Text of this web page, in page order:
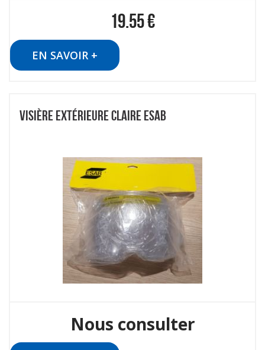
19.55€
EN SAVOIR +
VISIÈRE EXTÉRIEURE CLAIRE ESAB
Nous consulter